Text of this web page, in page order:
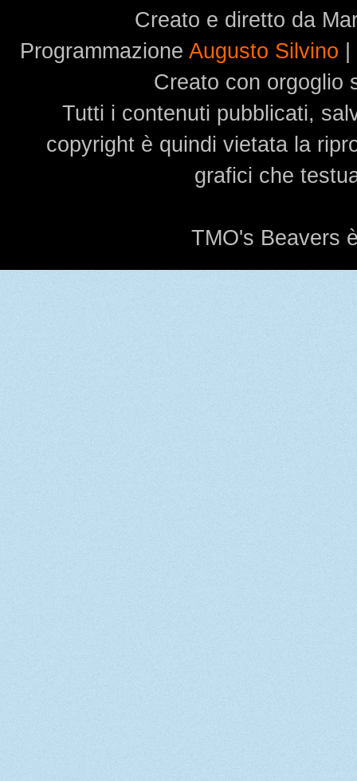
Creato e diretto da
Programmazione Augusto Silvino
Creato con orgoglio
Tutti i contenuti pubblicati,
copyright è quindi vietata la
grafici che
TMO's Beavers